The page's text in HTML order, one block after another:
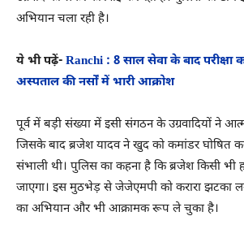
अभियान चला रही है।
ये भी पढ़ें- Ranchi : 8 साल सेवा के बाद परीक्षा
अस्पताल की नर्सों में भारी आक्रोश
पूर्व में बड़ी संख्या में इसी संगठन के उग्रवादियों ने
जिसके बाद ब्रजेश यादव ने खुद को कमांडर घोषित
संभाली थी। पुलिस का कहना है कि ब्रजेश किसी भी
जाएगा। इस मुठभेड़ से जेजेएमपी को करारा झटका
का अभियान और भी आक्रामक रूप ले चुका है।